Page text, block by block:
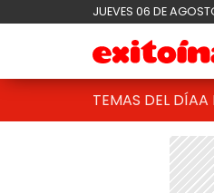
JUEVES 06 DE
TEMAS DEL DÍAA